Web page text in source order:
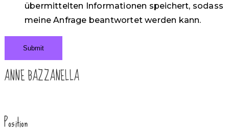
übermittelten Informationen speichert, sodass
meine Anfrage beantwortet werden kann.
Submit
ANNE BAZZANELLA
Position